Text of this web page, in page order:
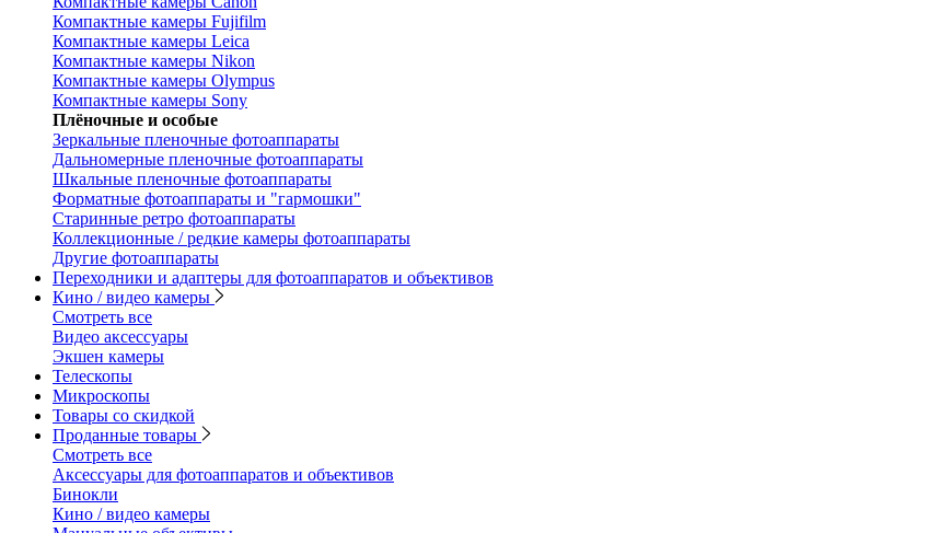
Компактные камеры Fujifilm
Компактные камеры Leica
Компактные камеры Nikon
Компактные камеры Olympus
Компактные камеры Sony
Плёночные и особые
Зеркальные пленочные фотоаппараты
Дальномерные пленочные фотоаппараты
Шкальные пленочные фотоаппараты
Форматные фотоаппараты и "гармошки"
Старинные ретро фотоаппараты
Коллекционные / редкие камеры фотоаппараты
Другие фотоаппараты
Переходники и адаптеры для фотоаппаратов и объективов
Кино / видео камеры
Смотреть все
Видео аксессуары
Экшен камеры
Телескопы
Микроскопы
Товары со скидкой
Проданные товары
Смотреть все
Аксессуары для фотоаппаратов и объективов
Бинокли
Кино / видео камеры